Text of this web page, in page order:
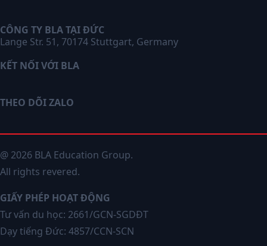
CÔNG TY BLA TẠI ĐỨC
Lange Str. 51, 70174 Stuttgart, Germany
KẾT NỐI VỚI BLA
THEO DÕI ZALO
@ 2026 BLA Education Group.
All rights revered.
GIẤY PHÉP HOẠT ĐỘNG
Tư vấn du học: 2661/GCN-SGDĐT
Dạy tiếng Đức: 4857/CCN-SCN